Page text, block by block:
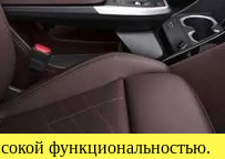
функциональностью.